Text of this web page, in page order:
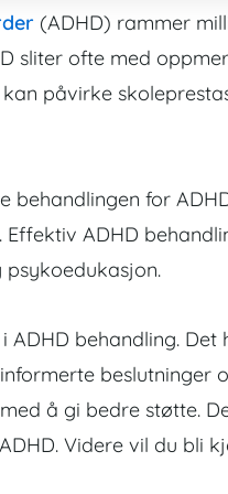
(ADHD) rammer
sliter ofte med
påvirke
behandlingen for
ADHD
psykoedukasjon.
ADHD behandling.
beslutninger
å gi bedre støtte.
Videre vil du bli